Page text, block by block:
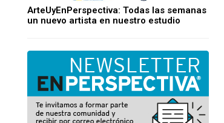
ArteUyEnPerspectiva: Todas las semanas
un nuevo artista en nuestro estudio